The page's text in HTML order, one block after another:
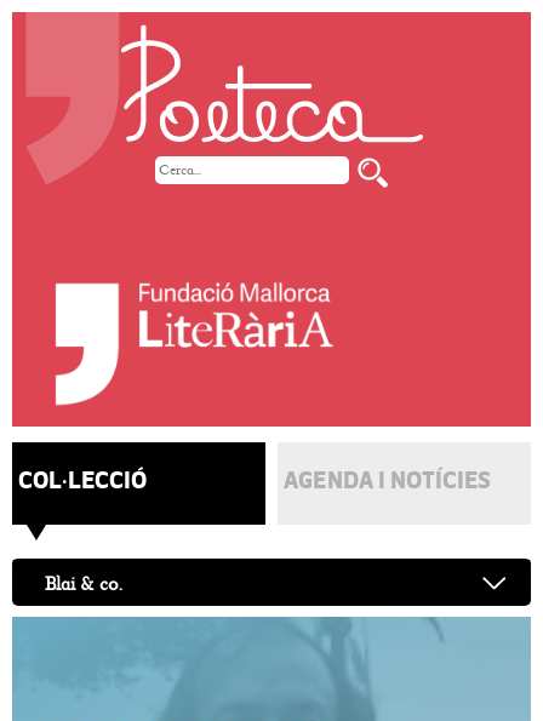
COL·LECCIÓ AGENDA I NOTÍCIES
Blai & co.